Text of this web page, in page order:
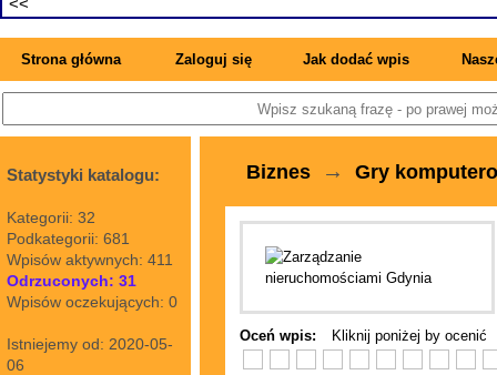
Strona główna Zaloguj się Jak dodać wpis
Statystyki katalogu:
Kategorii: 32
Podkategorii: 681
Wpisów aktywnych: 411
Odrzuconych: 31
Wpisów oczekujących: 0
Istniejemy od: 2020-05-
06
Biznes → Gry
Oceń wpis: Kliknij poniżej by ocenić